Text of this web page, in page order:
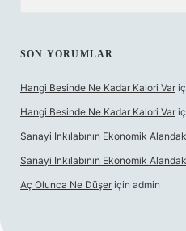
SON YORUMLAR
Hangi Besinde Ne Kadar Kalori Var
Hangi Besinde Ne Kadar Kalori Var
Sanayi Inkılabının Ekonomik
Sanayi Inkılabının Ekonomik
Aç Olunca Ne Düşer için admin